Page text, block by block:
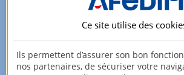
Bilan énergétique
Ce site utilise des
Ils permettent d’assurer son bon
nos partenaires, de sécuriser votre